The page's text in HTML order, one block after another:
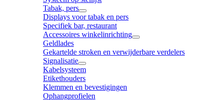
Tabak, pers
Displays voor tabak en pers
Specifiek bar, restaurant
Accessoires winkelinrichting
Geldlades
Gekartelde stroken en verwijderbare verdelers
Signalisatie
Kabelsysteem
Etikethouders
Klemmen en bevestigingen
Ophangprofielen